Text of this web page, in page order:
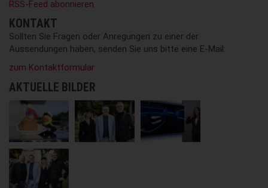
RSS-Feed abonnieren
KONTAKT
Sollten Sie Fragen oder Anregungen zu einer der
Aussendungen haben, senden Sie uns bitte eine E-Mail:
zum Kontaktformular
AKTUELLE BILDER